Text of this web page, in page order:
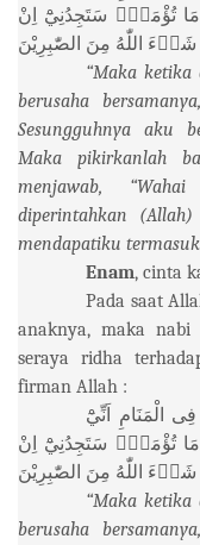
مَا تُؤْمَرُۖ سَتَجِدُنِيْٓ اِنْ
شَاۤءَ اللّٰهُ مِنَ الصّٰبِرِيْنَ
“Maka
berusaha
Sesungguhnya aku
Maka pikirkanlah
menjawab,
diperintahkan
mendapatiku
Enam, cinta
Pada saat
anaknya, maka
seraya ridha
firman Allah :
فِى الْمَنَامِ اَنِّيْٓ
مَا تُؤْمَرُۖ سَتَجِدُنِيْٓ اِنْ
شَاۤءَ اللّٰهُ مِنَ الصّٰبِرِيْنَ
“Maka
berusaha